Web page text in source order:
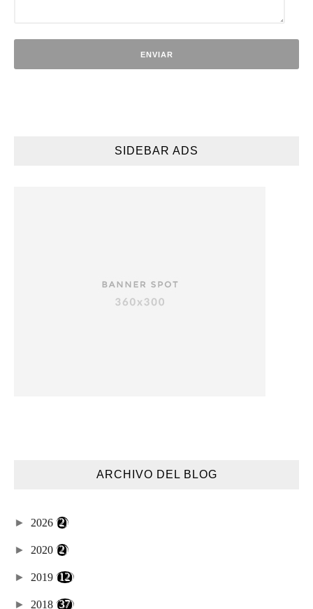
SIDEBAR ADS
ARCHIVO DEL BLOG
► 2026 (2)
► 2020 (2)
► 2019 (12)
► 2018 (37)